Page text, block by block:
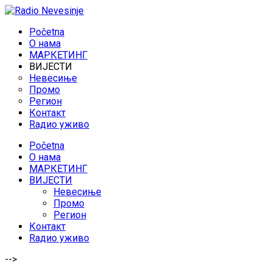
Početna
O нама
МАРКЕТИНГ
ВИЈЕСТИ
Невесиње
Промо
Регион
Контакт
Rадио уживо
Početna
O нама
МАРКЕТИНГ
ВИЈЕСТИ
Невесиње
Промо
Регион
Контакт
Rадио уживо
-->